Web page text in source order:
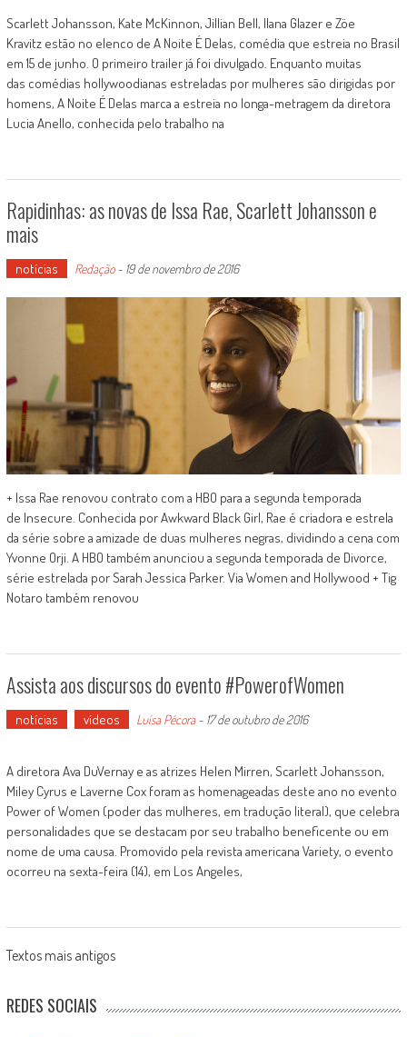
Scarlett Johansson, Kate McKinnon, Jillian Bell, Ilana Glazer e Zöe
Kravitz estão no elenco de A Noite É Delas, comédia que estreia no Brasil
em 15 de junho. O primeiro trailer já foi divulgado. Enquanto muitas
das comédias hollywoodianas estreladas por mulheres são dirigidas por
homens, A Noite É Delas marca a estreia no longa-metragem da diretora
Lucia Anello, conhecida pelo trabalho na
Rapidinhas: as novas de Issa Rae, Scarlett Johansson e
mais
notícias Redação- 19 de novembro de 2016
+ Issa Rae renovou contrato com a HBO para a segunda temporada
de Insecure. Conhecida por Awkward Black Girl, Rae é criadora e estrela
da série sobre a amizade de duas mulheres negras, dividindo a cena com
Yvonne Orji. A HBO também anunciou a segunda temporada de Divorce,
série estrelada por Sarah Jessica Parker. Via Women and Hollywood + Tig
Notaro também renovou
Assista aos discursos do evento #PowerofWomen
notícias vídeos Luísa Pécora- 17 de outubro de 2016
A diretora Ava DuVernay e as atrizes Helen Mirren, Scarlett Johansson,
Miley Cyrus e Laverne Cox foram as homenageadas deste ano no evento
Power of Women (poder das mulheres, em tradução literal), que celebra
personalidades que se destacam por seu trabalho beneficente ou em
nome de uma causa. Promovido pela revista americana Variety, o evento
ocorreu na sexta-feira (14), em Los Angeles,
Posts
navigation
Textos mais antigos
REDES SOCIAIS